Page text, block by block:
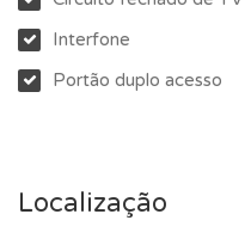
Interfone
Portão duplo acesso
Localização